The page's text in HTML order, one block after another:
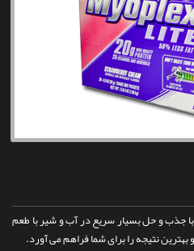
جذب و حل بسیار سریع در آب و شیر با طعم
نتیجه را برای شما فراهم می آورد.